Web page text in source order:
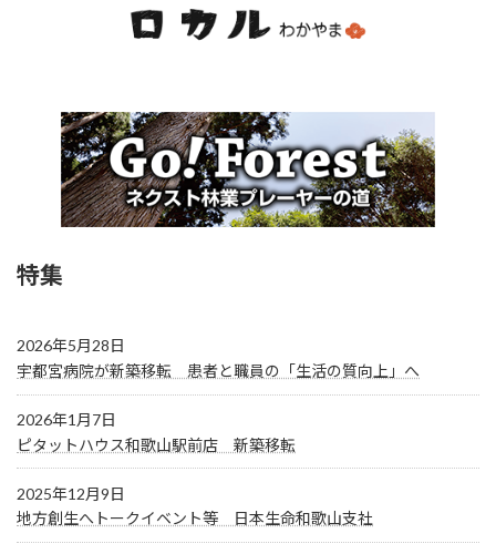
特集
2026年5月28日
宇都宮病院が新築移転 患者と職員の「生活の質向上」へ
2026年1月7日
ピタットハウス和歌山駅前店 新築移転
2025年12月9日
地方創生へトークイベント等 日本生命和歌山支社